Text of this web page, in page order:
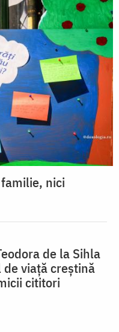
nici
de la Sihla
viaţă creştină
cititori